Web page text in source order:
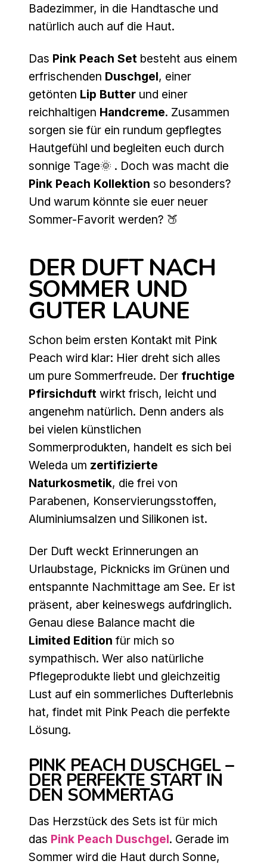
Badezimmer, in die Handtasche und
natürlich auch auf die Haut.
Das Pink Peach Set besteht aus einem
erfrischenden Duschgel, einer
getönten Lip Butter und einer
reichhaltigen Handcreme. Zusammen
sorgen sie für ein rundum gepflegtes
Hautgefühl und begleiten euch durch
sonnige Tage🌞 . Doch was macht die
Pink Peach Kollektion so besonders?
Und warum könnte sie euer neuer
Sommer-Favorit werden? 🍑
DER DUFT NACH
SOMMER UND
GUTER LAUNE
Schon beim ersten Kontakt mit Pink
Peach wird klar: Hier dreht sich alles
um pure Sommerfreude. Der fruchtige
Pfirsichduft wirkt frisch, leicht und
angenehm natürlich. Denn anders als
bei vielen künstlichen
Sommerprodukten, handelt es sich bei
Weleda um zertifizierte
Naturkosmetik, die frei von
Parabenen, Konservierungsstoffen,
Aluminiumsalzen und Silikonen ist.
Der Duft weckt Erinnerungen an
Urlaubstage, Picknicks im Grünen und
entspannte Nachmittage am See. Er ist
präsent, aber keineswegs aufdringlich.
Genau diese Balance macht die
Limited Edition für mich so
sympathisch. Wer also natürliche
Pflegeprodukte liebt und gleichzeitig
Lust auf ein sommerliches Dufterlebnis
hat, findet mit Pink Peach die perfekte
Lösung.
PINK PEACH DUSCHGEL –
DER PERFEKTE START IN
DEN SOMMERTAG
Das Herzstück des Sets ist für mich
das Pink Peach Duschgel. Gerade im
Sommer wird die Haut durch Sonne,